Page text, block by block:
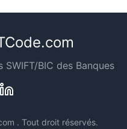
BIC des Banques
. Tout droit réservés.